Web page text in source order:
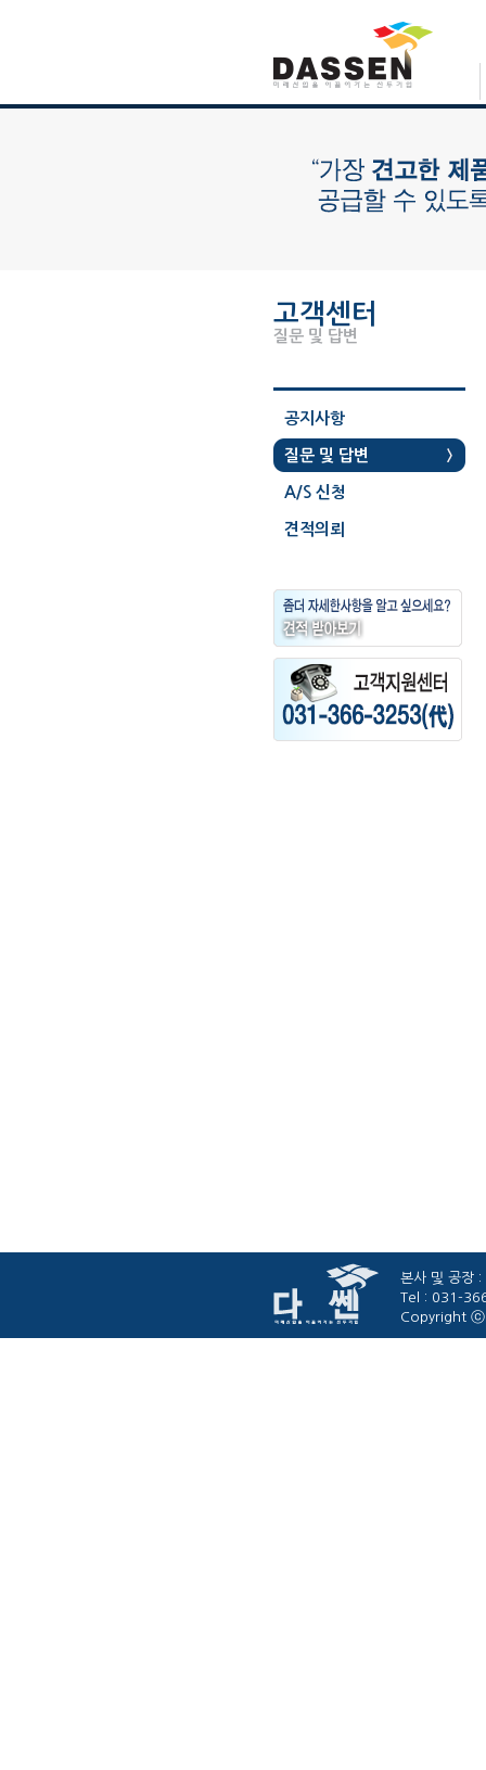
고객센터
질문 및 답변
공지사항
질문 및 답변
A/S 신청
견적의뢰
본사 및 공장
Tel : 031-
Copyright ⓒ